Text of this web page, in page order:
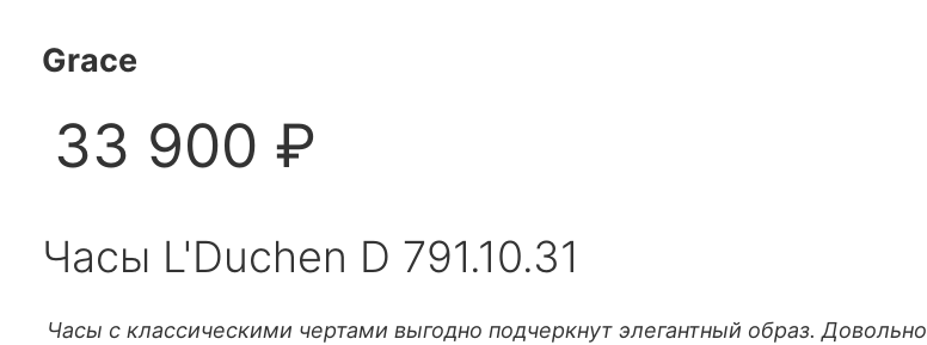
Grace
33 900 ₽
Часы L'Duchen D 791.10.31
Часы с классическими чертами выгодно подчеркнут элегантный образ. Довольно